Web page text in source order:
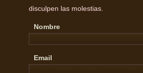
disculpen las molestias.
Nombre
Email